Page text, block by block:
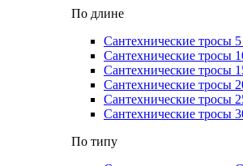
По длине
Сантехнические тросы
Сантехнические тросы
Сантехнические тросы
Сантехнические тросы
Сантехнические тросы
Сантехнические тросы
По типу